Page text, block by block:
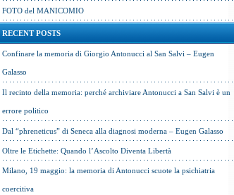
FOTO del MANICOMIO
RECENT POSTS
Confinare la memoria di Giorgio Antonucci al San Salvi – Eugen
Galasso
Il recinto della memoria: perché archiviare Antonucci a San Salvi è un
errore politico
Dal “phreneticus” di Seneca alla diagnosi moderna – Eugen Galasso
Oltre le Etichette: Quando l’Ascolto Diventa Libertà
Milano, 19 maggio: la memoria di Antonucci scuote la psichiatria
coercitiva